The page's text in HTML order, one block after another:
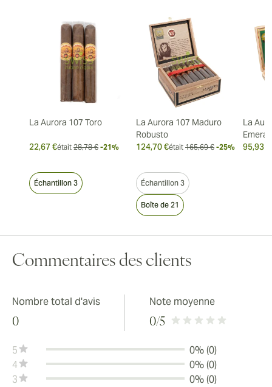
La Aurora 107 Toro
22,67 €était 28,78 € -21%
Échantillon 3
La Aurora 107 Maduro
Robusto
124,70 €était 165,69 € -25%
Échantillon 3
Boîte de 21
La
95,93 €
Commentaires des clients
Nombre total d'avis
0
Note moyenne
0/5
5
0% (0)
4
0% (0)
3
0% (0)